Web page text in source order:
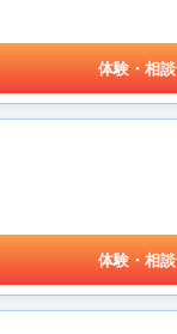
体験・相
体験・相